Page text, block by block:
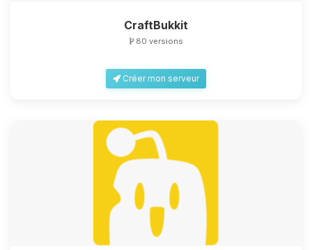
CraftBukkit
80 versions
Créer mon serveur